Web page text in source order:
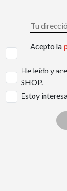
Acepto la
He leído y
SHOP.
Estoy